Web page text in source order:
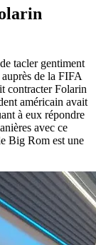
tacler gentiment
de la FIFA
contracter Folarin
américain avait
à eux répondre
avec ce
Big Rom est une